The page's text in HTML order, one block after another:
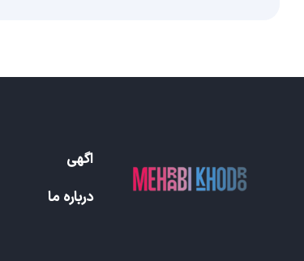
اگهی
درباره ما